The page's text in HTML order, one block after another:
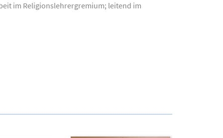
im Religionslehrergremium; leitend im